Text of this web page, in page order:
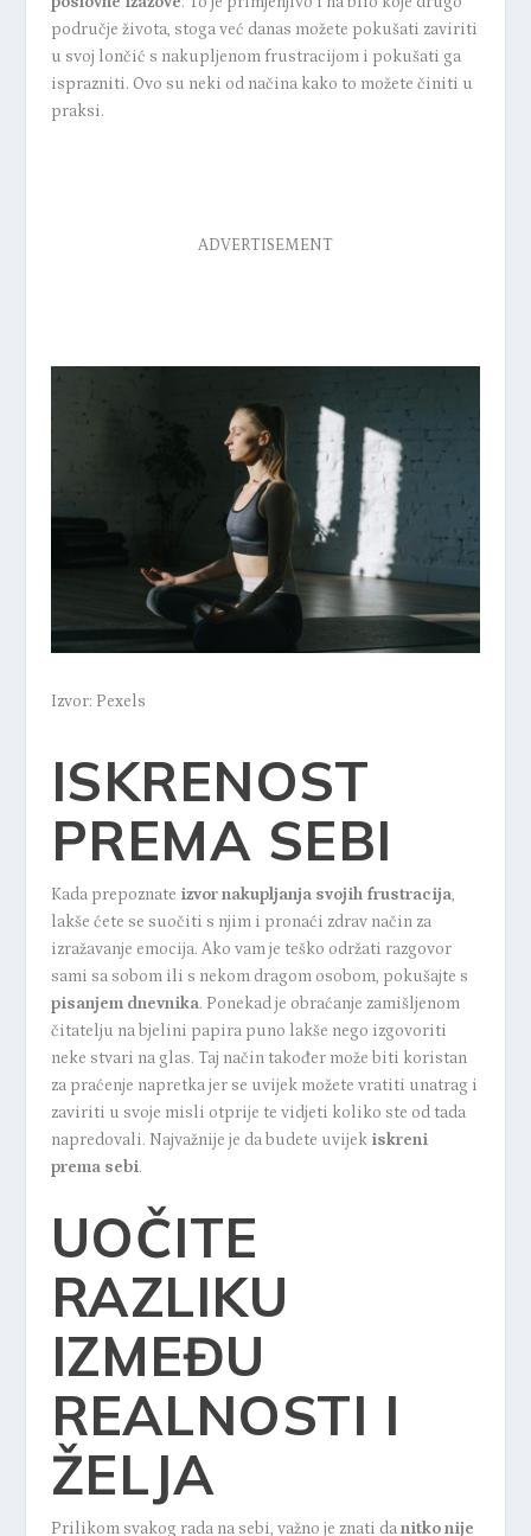
područje života, stoga već danas možete pokušati zaviriti
u svoj lončić s nakupljenom frustracijom i pokušati ga
isprazniti. Ovo su neki od načina kako to možete činiti u
praksi.
ADVERTISEMENT
Izvor: Pexels
ISKRENOST
PREMA SEBI
Kada prepoznate izvor nakupljanja svojih frustracija,
lakše ćete se suočiti s njim i pronaći zdrav način za
izražavanje emocija. Ako vam je teško održati razgovor
sami sa sobom ili s nekom dragom osobom, pokušajte s
pisanjem dnevnika. Ponekad je obraćanje zamišljenom
čitatelju na bjelini papira puno lakše nego izgovoriti
neke stvari na glas. Taj način također može biti koristan
za praćenje napretka jer se uvijek možete vratiti unatrag i
zaviriti u svoje misli otprije te vidjeti koliko ste od tada
napredovali. Najvažnije je da budete uvijek iskreni
prema sebi.
UOČITE
RAZLIKU
IZMEĐU
REALNOSTI I
ŽELJA
Prilikom svakog rada na sebi, važno je znati danitko nije